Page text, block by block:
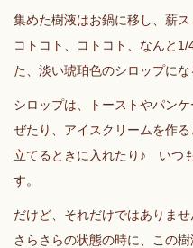
集めた樹液はお鍋に移し、薪
コトコト、コトコト、なんと
た、淡い琥珀色のシロップにな
シロップは、トーストやパン
ぜたり、アイスクリームを作
立てるときに入れたり♪ いつ
す。
だけど、それだけではありま
さらさらの状態の時に、この